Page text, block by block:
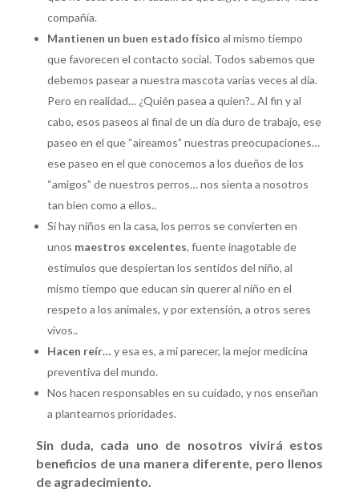
compañía.
Mantienen un buen estado físico al mismo tiempo
que favorecen el contacto social. Todos sabemos que
debemos pasear a nuestra mascota varias veces al día.
Pero en realidad… ¿Quién pasea a quien?.. Al fin y al
cabo, esos paseos al final de un día duro de trabajo, ese
paseo en el que “aireamos” nuestras preocupaciones…
ese paseo en el que conocemos a los dueños de los
“amigos” de nuestros perros… nos sienta a nosotros
tan bien como a ellos..
Si hay niños en la casa, los perros se convierten en
unos maestros excelentes, fuente inagotable de
estímulos que despiertan los sentidos del niño, al
mismo tiempo que educan sin querer al niño en el
respeto a los animales, y por extensión, a otros seres
vivos..
Hacen reír… y esa es, a mi parecer, la mejor medicina
preventiva del mundo.
Nos hacen responsables en su cuidado, y nos enseñan
a plantearnos prioridades.
Sin duda, cada uno de nosotros vivirá estos
beneficios de una manera diferente, pero llenos
de agradecimiento.